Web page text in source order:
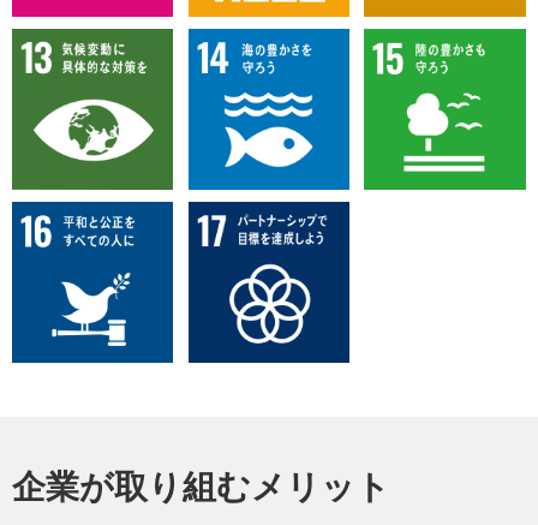
企業が取り組むメリット